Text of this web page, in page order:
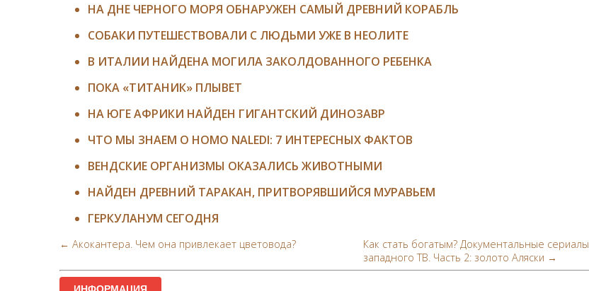
НА ДНЕ ЧЕРНОГО МОРЯ ОБНАРУЖЕН САМЫЙ ДРЕВНИЙ КОРАБЛЬ
СОБАКИ ПУТЕШЕСТВОВАЛИ С ЛЮДЬМИ УЖЕ В НЕОЛИТЕ
В ИТАЛИИ НАЙДЕНА МОГИЛА ЗАКОЛДОВАННОГО РЕБЕНКА
ПОКА «ТИТАНИК» ПЛЫВЕТ
НА ЮГЕ АФРИКИ НАЙДЕН ГИГАНТСКИЙ ДИНОЗАВР
ЧТО МЫ ЗНАЕМ О HOMO NALEDI: 7 ИНТЕРЕСНЫХ ФАКТОВ
ВЕНДСКИЕ ОРГАНИЗМЫ ОКАЗАЛИСЬ ЖИВОТНЫМИ
НАЙДЕН ДРЕВНИЙ ТАРАКАН, ПРИТВОРЯВШИЙСЯ МУРАВЬЕМ
ГЕРКУЛАНУМ СЕГОДНЯ
← Акокантера. Чем она привлекает цветовода?
Как стать богатым? Документальные сериалы
западного ТВ. Часть 2: золото Аляски →
ИНФОРМАЦИЯ